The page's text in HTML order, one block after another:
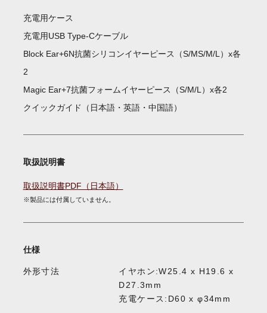
充電用ケース
充電用USB Type-Cケーブル
Block Ear+6N抗菌シリコンイヤーピース（S/MS/M/L）x各
2
Magic Ear+7抗菌フォームイヤーピース（S/M/L）x各2
クイックガイド（日本語・英語・中国語）
取扱説明書
取扱説明書PDF（日本語）
※製品には付属していません。
仕様
外形寸法
イヤホン:W25.4 x H19.6 x
D27.3mm
充電ケース:D60 x φ34mm